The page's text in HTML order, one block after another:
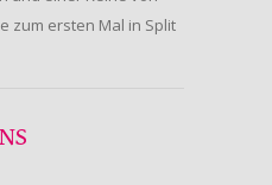
zum ersten Mal in Split